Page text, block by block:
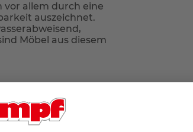
vor allem durch eine
auszeichnet.
Möbel aus diesem